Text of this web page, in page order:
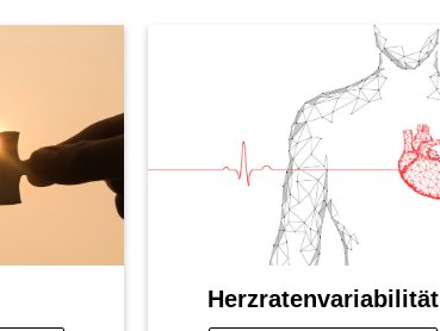
Herzratenvariabilität